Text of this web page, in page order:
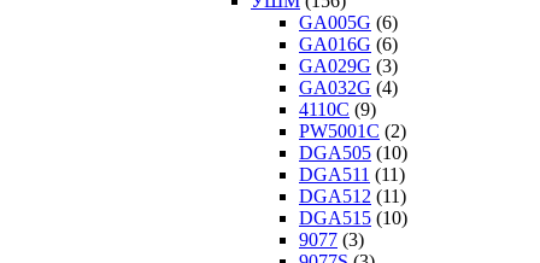
GA005G (6)
GA016G (6)
GA029G (3)
GA032G (4)
4110C (9)
PW5001C (2)
DGA505 (10)
DGA511 (11)
DGA512 (11)
DGA515 (10)
9077 (3)